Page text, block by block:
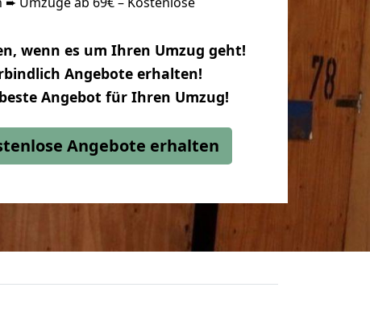
wenn es um Ihren Umzug geht!
Angebote erhalten!
Angebot für Ihren Umzug!
Angebote erhalten